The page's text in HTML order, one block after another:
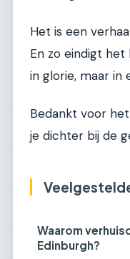
Het is een
En zo eindigt het
in glorie, maar in
Bedankt voor
je dichter bij de
Waarom
Edinburgh?